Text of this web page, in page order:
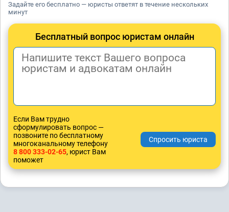
Задайте его бесплатно — юристы ответят в течение нескольких
минут
Бесплатный вопрос юристам онлайн
Если Вам трудно
сформулировать вопрос —
позвоните по бесплатному
многоканальному телефону
8 800 333-02-65, юрист Вам
поможет